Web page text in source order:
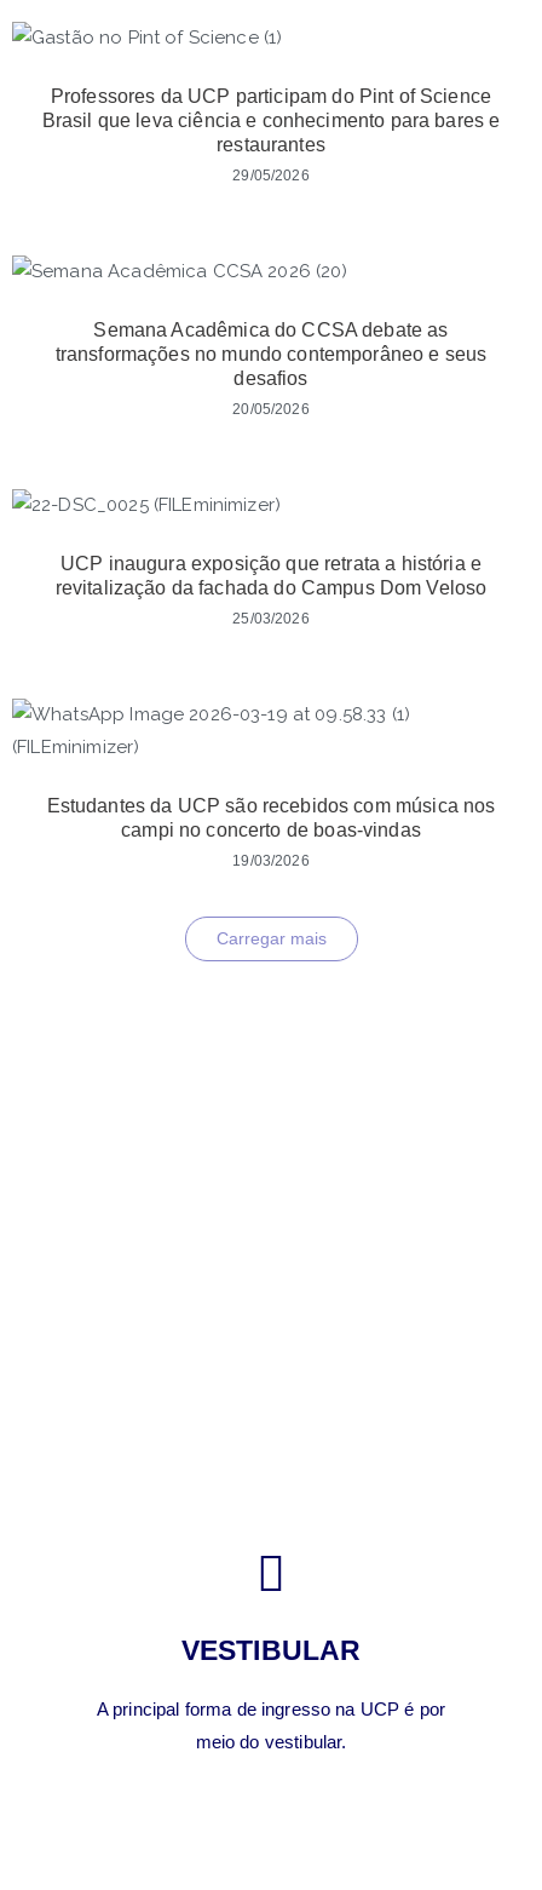
Professores da UCP participam do Pint of Science
Brasil que leva ciência e conhecimento para bares e
restaurantes
29/05/2026
Semana Acadêmica do CCSA debate as
transformações no mundo contemporâneo e seus
desafios
20/05/2026
UCP inaugura exposição que retrata a história e
revitalização da fachada do Campus Dom Veloso
25/03/2026
Estudantes da UCP são recebidos com música nos
campi no concerto de boas-vindas
19/03/2026
Carregar mais
VESTIBULAR
A principal forma de ingresso na UCP é por
meio do vestibular.